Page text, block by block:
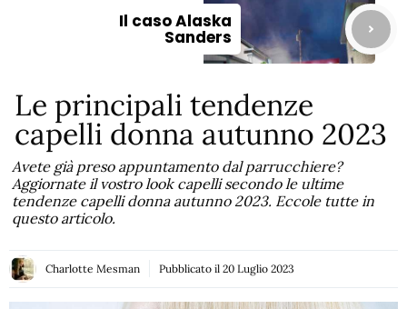
Il caso Alaska
Sanders
Le principali tendenze
capelli donna autunno 2023
Avete già preso appuntamento dal parrucchiere?
Aggiornate il vostro look capelli secondo le ultime
tendenze capelli donna autunno 2023. Eccole tutte in
questo articolo.
Charlotte Mesman Pubblicato il 20 Luglio 2023